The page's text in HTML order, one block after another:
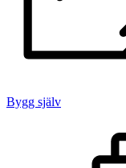
Bygg själv